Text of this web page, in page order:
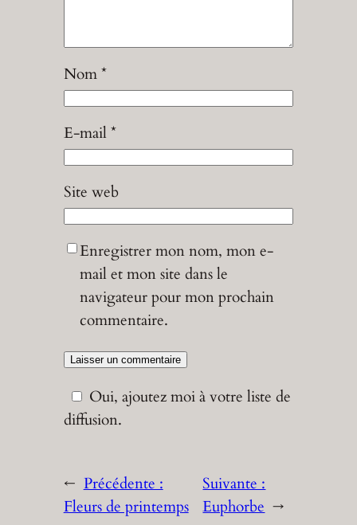
Nom*
E-mail*
Site web
Enregistrer mon nom, mon e-
mail et mon site dans le
navigateur pour mon prochain
commentaire.
Oui, ajoutez moi à votre liste de
diffusion.
← Précédente :
Fleurs de printemps
Suivante :
Euphorbe →